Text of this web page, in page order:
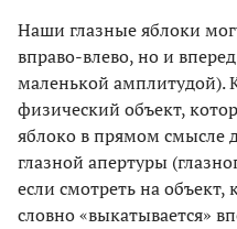
Наши глазные яблоки
вправо-влево, но и
маленькой амплитудой).
физический объект,
яблоко в прямом смысле
глазной апертуры
если смотреть на объект,
словно «выкатывается»